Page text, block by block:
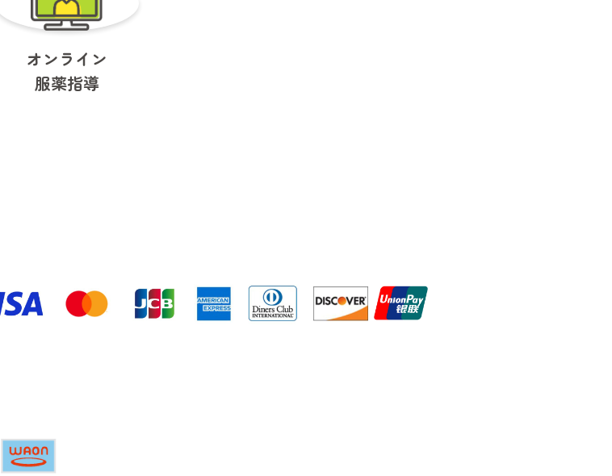
オンライン
服薬指導